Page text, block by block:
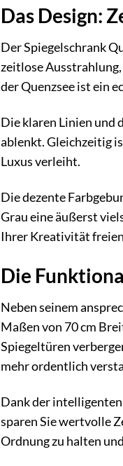
Das Design:
Der Spiegelschrank
zeitlose
der Quenzsee ist ein
Die klaren Linien und
ablenkt. Gleichzeitig
Luxus verleiht.
Die dezente
Grau eine äußerst
Ihrer Kreativität freien
Die
Neben seinem
Maßen von 70 cm
Spiegeltüren
mehr ordentlich
Dank der
sparen Sie wertvolle
Ordnung zu halten